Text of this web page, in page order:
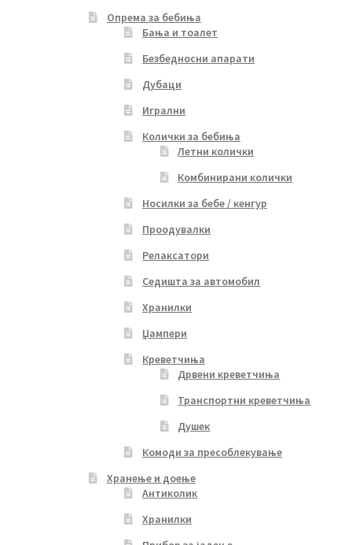
Опрема за бебиња
Бања и тоалет
Безбедносни апарати
Дубаци
Игрални
Колички за бебиња
Летни колички
Комбинирани колички
Носилки за бебе / кенгур
Проодувалки
Релаксатори
Седишта за автомобил
Хранилки
Џампери
Креветчиња
Дрвени креветчиња
Транспортни креветчиња
Душек
Комоди за пресоблекување
Хранење и доење
Антиколик
Хранилки